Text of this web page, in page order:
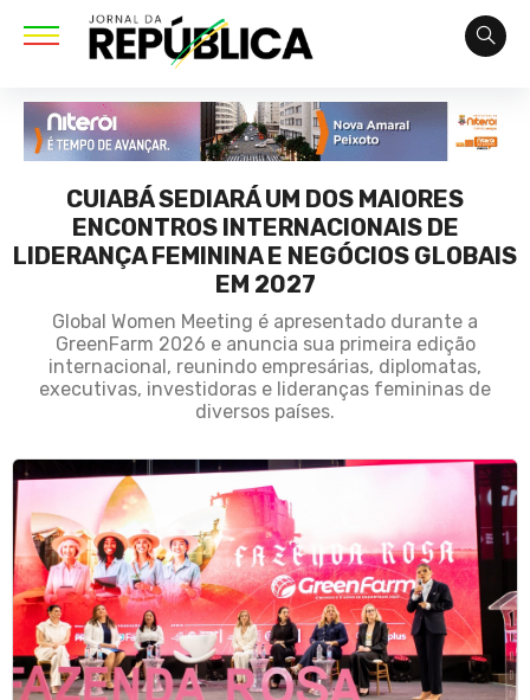
CUIABÁ SEDIARÁ UM DOS MAIORES
ENCONTROS INTERNACIONAIS DE
LIDERANÇA FEMININA E NEGÓCIOS GLOBAIS
EM 2027
Global Women Meeting é apresentado durante a
GreenFarm 2026 e anuncia sua primeira edição
internacional, reunindo empresárias, diplomatas,
executivas, investidoras e lideranças femininas de
diversos países.